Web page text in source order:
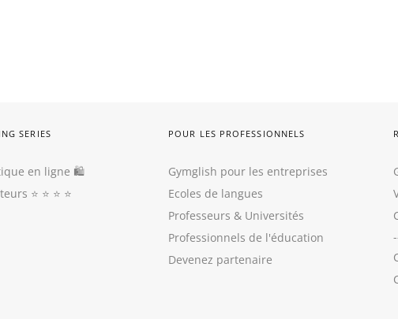
SERIES
en ligne 🛍
⭐️ ⭐️ ⭐️ ⭐️
POUR LES PROFESSIONNELS
Gymglish pour les entreprises
Ecoles de langues
Professeurs & Universités
Professionnels de l'éducation
Devenez partenaire